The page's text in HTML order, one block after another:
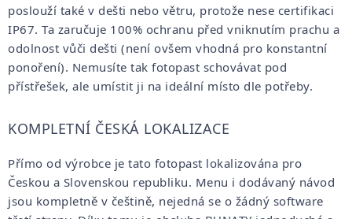
poslouží také v dešti nebo větru, protože nese certifikaci
IP67. Ta zaručuje 100% ochranu před vniknutím prachu a
odolnost vůči dešti (není ovšem vhodná pro konstantní
ponoření). Nemusíte tak fotopast schovávat pod
přístřešek, ale umístit ji na ideální místo dle potřeby.
KOMPLETNÍ ČESKÁ LOKALIZACE
Přímo od výrobce je tato fotopast lokalizována pro
Českou a Slovenskou republiku. Menu i dodávaný návod
jsou kompletně v češtině, nejedná se o žádný software